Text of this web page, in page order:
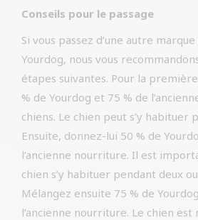
Conseils pour le passage
Si vous passez d’une autre marque
Yourdog, nous vous
étapes suivantes. Pour la
% de Yourdog et 75 % de
chiens. Le chien peut s’y habituer
Ensuite, donnez-lui 50 % de
l’ancienne nourriture. Il est
chien s’y habituer pendant deux
Mélangez ensuite 75 % de
l’ancienne nourriture. Le chien est